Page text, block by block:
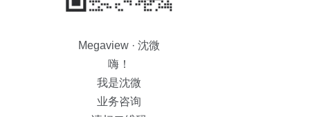
Megaview · 沈微
嗨！
我是沈微
业务咨询